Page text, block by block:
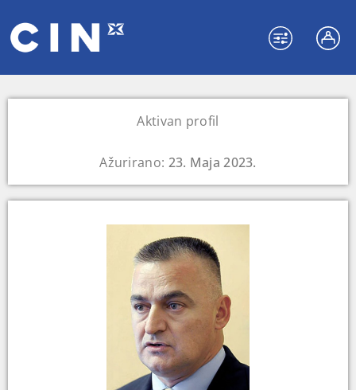
Aktivan profil
Ažurirano: 23. Maja 2023.